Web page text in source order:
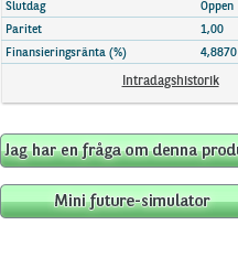
Slutdag
Öppen
Paritet
1,00
Finansieringsränta (%)
4,8870
Intradagshistorik